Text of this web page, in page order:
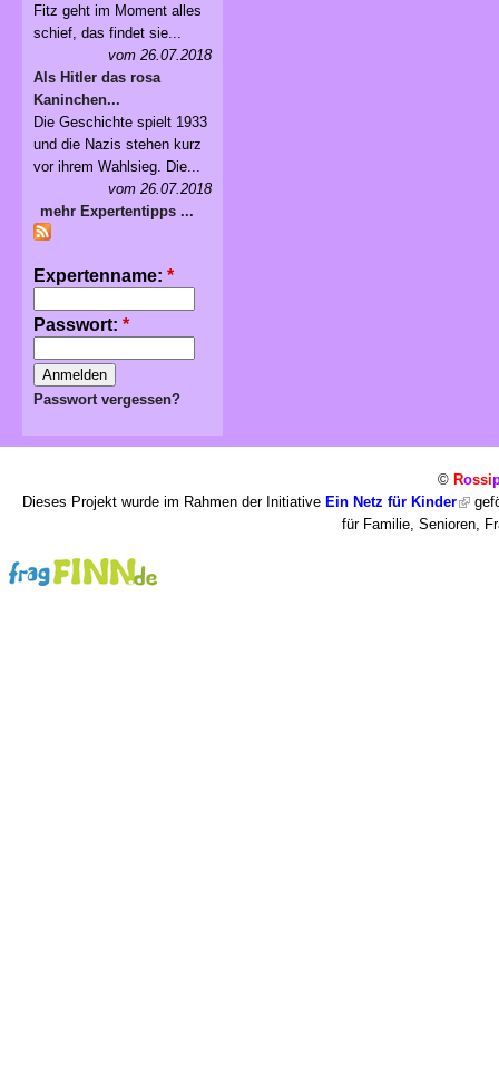
Fitz geht im Moment alles
schief, das findet sie...
vom 26.07.2018
Als Hitler das rosa
Kaninchen...
Die Geschichte spielt 1933
und die Nazis stehen kurz
vor ihrem Wahlsieg. Die...
vom 26.07.2018
mehr Expertentipps ...
Expertenname: *
Passwort: *
Passwort vergessen?
© Rossi
Dieses Projekt wurde im Rahmen der Initiative Ein Netz für Kinder
für Familie, Senioren,